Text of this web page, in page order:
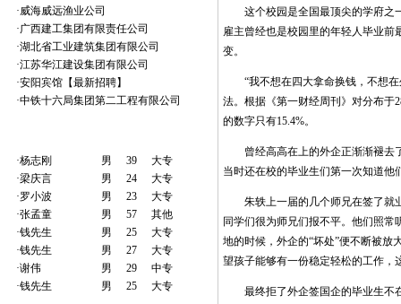
·威海威远渔业公司
·广西建工集团有限责任公司
·湖北省工业建筑集团有限公司
·江苏华江建设集团有限公司
·安阳宾馆【最新招聘】
·中铁十六局集团第二工程有限公司
·杨志刚 男 39
大专
·梁庆言 男 24
大专
·罗小波 男 23
大专
·张孟童 男 57
其他
·钱先生 男 25
大专
·钱先生 男 27
大专
·谢伟 男 29
中专
·钱先生 男 25 大专
这个校园是全国最顶尖的学府之一
雇主曾经也是校园里的年轻人毕业前
变。
“我不想在四大拿命换钱，不想在
法。根据《第一财经周刊》对分布于
的数字只有15.4%。
曾经高高在上的外企正渐渐褪去了
当时还在校的毕业生们第一次知道
朱轶上一届的几个师兄在签了就业
同学们很为师兄们报不平。他们照
地的时候，外企的“坏处”便不断被
望孩子能够有一份稳定轻松的工作，
最终拒了外企签国企的毕业生不在